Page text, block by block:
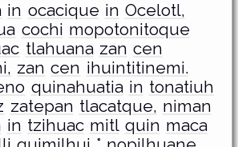
in ocacique in Ocelotl,
cochi mopotonitoque
tlahuana zan cen
zan cen ihuintitinemi.
quinahuatia in tonatiuh
zatepan tlacatque, niman
in tzihuac mitl quin maca